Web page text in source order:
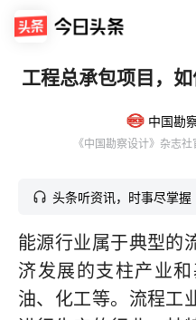
工程总承包项目，
《中国勘察设计》杂志
头条听资讯，时事尽掌握
能源行业属于典型的
济发展的支柱产业
油、化工等。流程工